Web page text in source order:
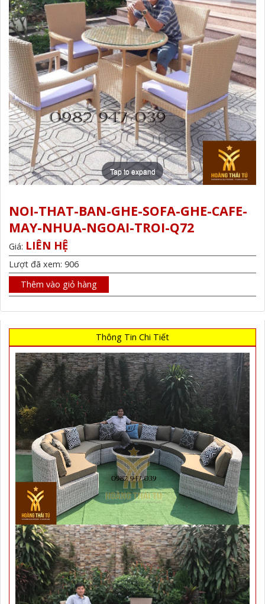
Tap to expand
NOI-THAT-BAN-GHE-SOFA-GHE-CAFE-
MAY-NHUA-NGOAI-TROI-Q72
Giá: LIÊN HỆ
Lượt đã xem: 906
Thêm vào giỏ hàng
Thông Tin Chi Tiết